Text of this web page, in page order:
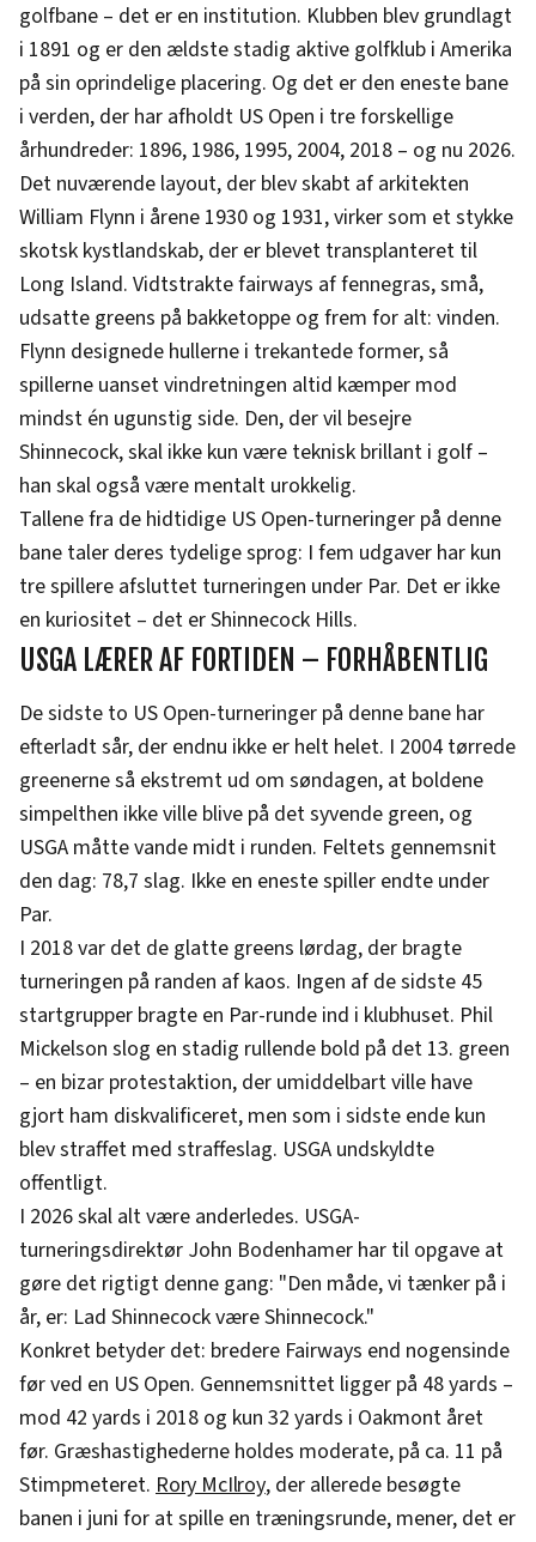
golfbane – det er en institution. Klubben blev grundlagt
i 1891 og er den ældste stadig aktive golfklub i Amerika
på sin oprindelige placering. Og det er den eneste bane
i verden, der har afholdt US Open i tre forskellige
århundreder: 1896, 1986, 1995, 2004, 2018 – og nu 2026.
Det nuværende layout, der blev skabt af arkitekten
William Flynn i årene 1930 og 1931, virker som et stykke
skotsk kystlandskab, der er blevet transplanteret til
Long Island. Vidtstrakte fairways af fennegras, små,
udsatte greens på bakketoppe og frem for alt: vinden.
Flynn designede hullerne i trekantede former, så
spillerne uanset vindretningen altid kæmper mod
mindst én ugunstig side. Den, der vil besejre
Shinnecock, skal ikke kun være teknisk brillant i golf –
han skal også være mentalt urokkelig.
Tallene fra de hidtidige US Open-turneringer på denne
bane taler deres tydelige sprog: I fem udgaver har kun
tre spillere afsluttet turneringen under Par. Det er ikke
en kuriositet – det er Shinnecock Hills.
USGA LÆRER AF FORTIDEN – FORHÅBENTLIG
De sidste to US Open-turneringer på denne bane har
efterladt sår, der endnu ikke er helt helet. I 2004 tørrede
greenerne så ekstremt ud om søndagen, at boldene
simpelthen ikke ville blive på det syvende green, og
USGA måtte vande midt i runden. Feltets gennemsnit
den dag: 78,7 slag. Ikke en eneste spiller endte under
Par.
I 2018 var det de glatte greens lørdag, der bragte
turneringen på randen af kaos. Ingen af de sidste 45
startgrupper bragte en Par-runde ind i klubhuset. Phil
Mickelson slog en stadig rullende bold på det 13. green
– en bizar protestaktion, der umiddelbart ville have
gjort ham diskvalificeret, men som i sidste ende kun
blev straffet med straffeslag. USGA undskyldte
offentligt.
I 2026 skal alt være anderledes. USGA-
turneringsdirektør John Bodenhamer har til opgave at
gøre det rigtigt denne gang: "Den måde, vi tænker på i
år, er: Lad Shinnecock være Shinnecock."
Konkret betyder det: bredere Fairways end nogensinde
før ved en US Open. Gennemsnittet ligger på 48 yards –
mod 42 yards i 2018 og kun 32 yards i Oakmont året
før. Græshastighederne holdes moderate, på ca. 11 på
Stimpmeteret. Rory McIlroy, der allerede besøgte
banen i juni for at spille en træningsrunde, mener, det er